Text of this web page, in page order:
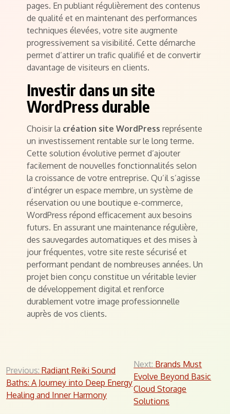
pages. En publiant régulièrement des contenus
de qualité et en maintenant des performances
techniques élevées, votre site augmente
progressivement sa visibilité. Cette démarche
permet d’attirer un trafic qualifié et de convertir
davantage de visiteurs en clients.
Investir dans un site
WordPress durable
Choisir la création site WordPress représente
un investissement rentable sur le long terme.
Cette solution évolutive permet d’ajouter
facilement de nouvelles fonctionnalités selon
la croissance de votre entreprise. Qu’il s’agisse
d’intégrer un espace membre, un système de
réservation ou une boutique e-commerce,
WordPress répond efficacement aux besoins
futurs. En assurant une maintenance régulière,
des sauvegardes automatiques et des mises à
jour fréquentes, votre site reste sécurisé et
performant pendant de nombreuses années. Un
projet bien conçu constitue un véritable levier
de développement digital et renforce
durablement votre image professionnelle
auprès de vos clients.
Post
navigation
Previous: Radiant Reiki Sound
Baths: A Journey into Deep Energy
Healing and Inner Harmony
Next: Brands Must
Evolve Beyond Basic
Cloud Storage
Solutions